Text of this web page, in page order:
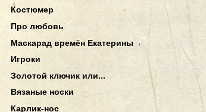
Костюмер
Про любовь
Маскарад времён Екатерины
Игроки
Золотой ключик или...
Вязаные носки
Карлик-нос